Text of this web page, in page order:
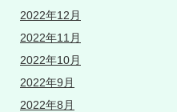
2022年12月
2022年11月
2022年10月
2022年9月
2022年8月